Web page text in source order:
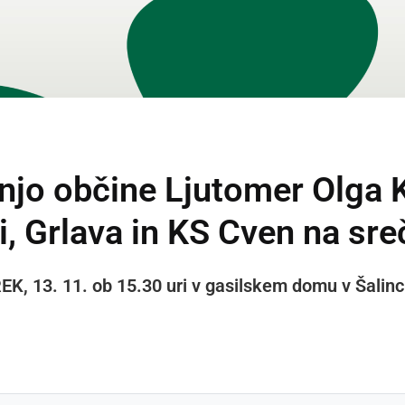
občine Ljutomer Olga
Grlava in KS Cven na
13. 11. ob 15.30 uri v gasilskem domu v